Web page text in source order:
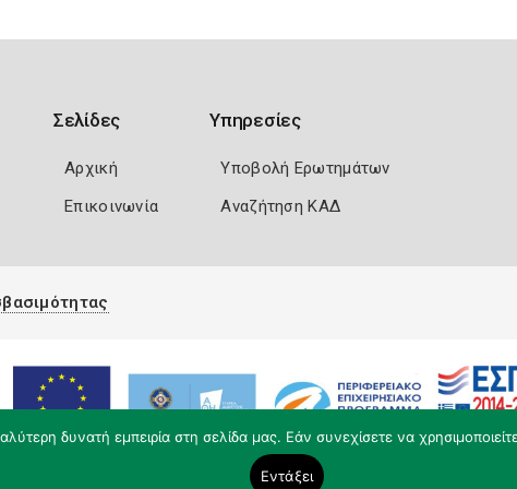
Σελίδες
Αρχική
Επικοινωνία
Υπηρεσίες
Υποβολή Ερωτημάτων
Αναζήτηση ΚΑΔ
δυνατή εμπειρία στη σελίδα μας. Εάν συνεχίσετε να
Εντάξει